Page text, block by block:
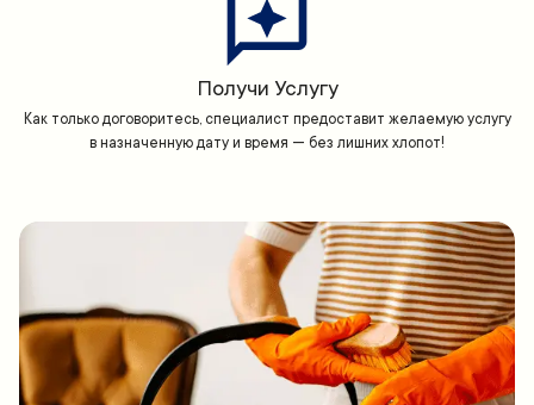
Получи Услугу
Как только договоритесь, специалист предоставит желаемую услугу
в назначенную дату и время — без лишних хлопот!